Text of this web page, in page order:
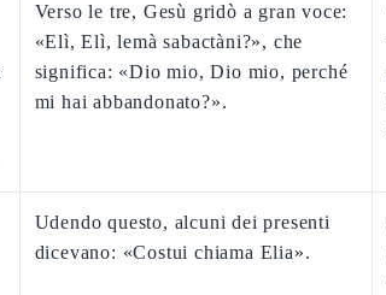
Verso le tre, Gesù gridò a gran voce:
«Elì, Elì, lemà sabactàni?», che
significa: «Dio mio, Dio mio, perché
mi hai abbandonato?».
Udendo questo, alcuni dei presenti
dicevano: «Costui chiama Elia».